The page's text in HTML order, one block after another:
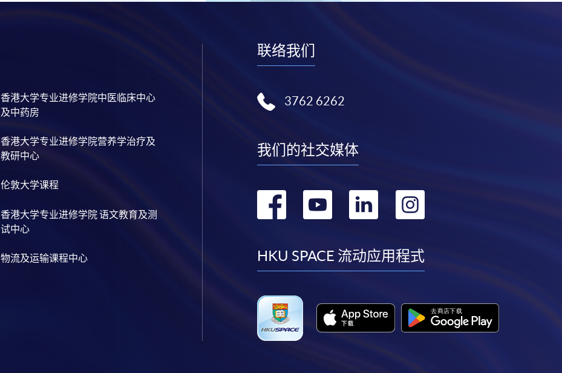
香港大学专业进修学院中医临床中心
及中药房
香港大学专业进修学院营养学治疗及
教研中心
伦敦大学课程
香港大学专业进修学院 语文教育及测
试中心
物流及运输课程中心
联络我们
3762 6262
我们的社交媒体
转
facebook
转
youtube
转
linkedin
转
instagram
HKU SPACE 流动应用程式